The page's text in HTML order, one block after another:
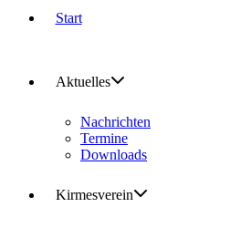
Start
Aktuelles
Nachrichten
Termine
Downloads
Kirmesverein